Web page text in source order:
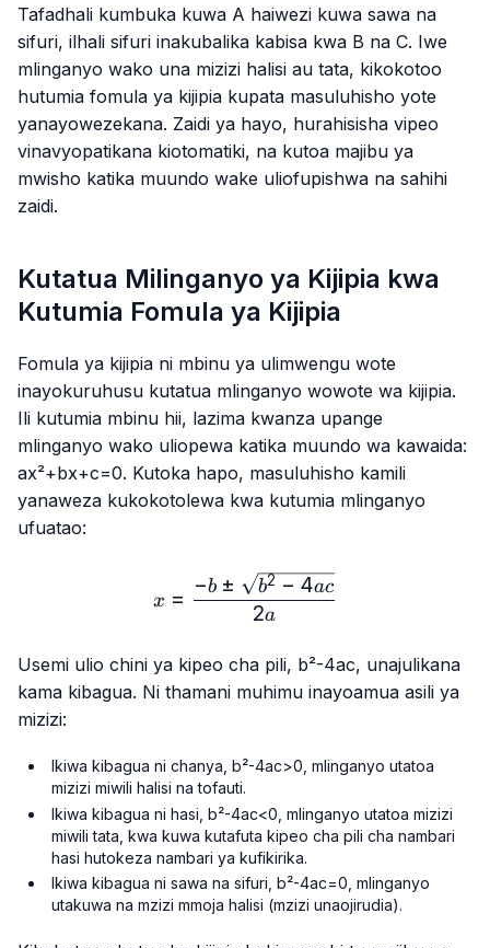
Tafadhali kumbuka kuwa A haiwezi kuwa sawa na
sifuri, ilhali sifuri inakubalika kabisa kwa B na C. Iwe
mlinganyo wako una mizizi halisi au tata, kikokotoo
hutumia fomula ya kijipia kupata masuluhisho yote
yanayowezekana. Zaidi ya hayo, hurahisisha vipeo
vinavyopatikana kiotomatiki, na kutoa majibu ya
mwisho katika muundo wake uliofupishwa na sahihi
zaidi.
Kutatua Milinganyo ya Kijipia kwa
Kutumia Fomula ya Kijipia
Fomula ya kijipia ni mbinu ya ulimwengu wote
inayokuruhusu kutatua mlinganyo wowote wa kijipia.
Ili kutumia mbinu hii, lazima kwanza upange
mlinganyo wako uliopewa katika muundo wa kawaida:
ax²+bx+c=0. Kutoka hapo, masuluhisho kamili
yanaweza kukokotolewa kwa kutumia mlinganyo
ufuatao:
x=\frac{-b±\sqrt{b²-
x =
2a
−b ± b2 − 4ac
Usemi ulio chini ya kipeo cha pili, b²-4ac, unajulikana
kama kibagua. Ni thamani muhimu inayoamua asili ya
mizizi:
Ikiwa kibagua ni chanya,b²-4ac>0 , mlinganyo utatoa
mizizi miwili halisi na tofauti.
Ikiwa kibagua ni hasi,b²-4ac<0 , mlinganyo utatoa mizizi
miwili tata, kwa kuwa kutafuta kipeo cha pili cha nambari
hasi hutokeza nambari ya kufikirika.
Ikiwa kibagua ni sawa na sifuri,b²-4ac=0 , mlinganyo
utakuwa na mzizi mmoja halisi (mzizi unaojirudia).